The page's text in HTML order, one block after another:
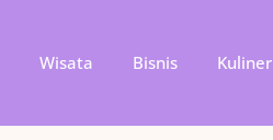
Wisata Bisnis Kuliner